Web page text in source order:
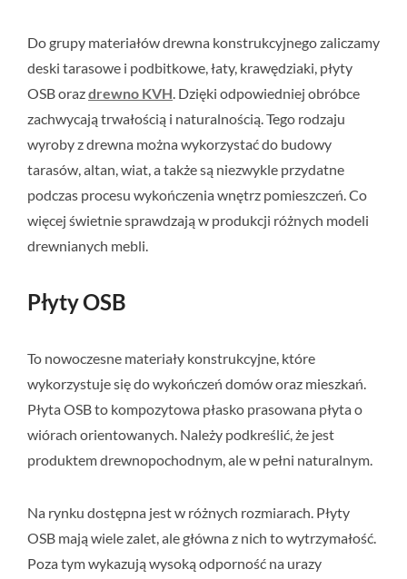
Do grupy materiałów drewna konstrukcyjnego zaliczamy
deski tarasowe i podbitkowe, łaty, krawędziaki, płyty
OSB orazdrewno KVH. Dzięki odpowiedniej obróbce
zachwycają trwałością i naturalnością. Tego rodzaju
wyroby z drewna można wykorzystać do budowy
tarasów, altan, wiat, a także są niezwykle przydatne
podczas procesu wykończenia wnętrz pomieszczeń. Co
więcej świetnie sprawdzają w produkcji różnych modeli
drewnianych mebli.
Płyty OSB
To nowoczesne materiały konstrukcyjne, które
wykorzystuje się do wykończeń domów oraz mieszkań.
Płyta OSB to kompozytowa płasko prasowana płyta o
wiórach orientowanych. Należy podkreślić, że jest
produktem drewnopochodnym, ale w pełni naturalnym.
Na rynku dostępna jest w różnych rozmiarach. Płyty
OSB mają wiele zalet, ale główna z nich to wytrzymałość.
Poza tym wykazują wysoką odporność na urazy